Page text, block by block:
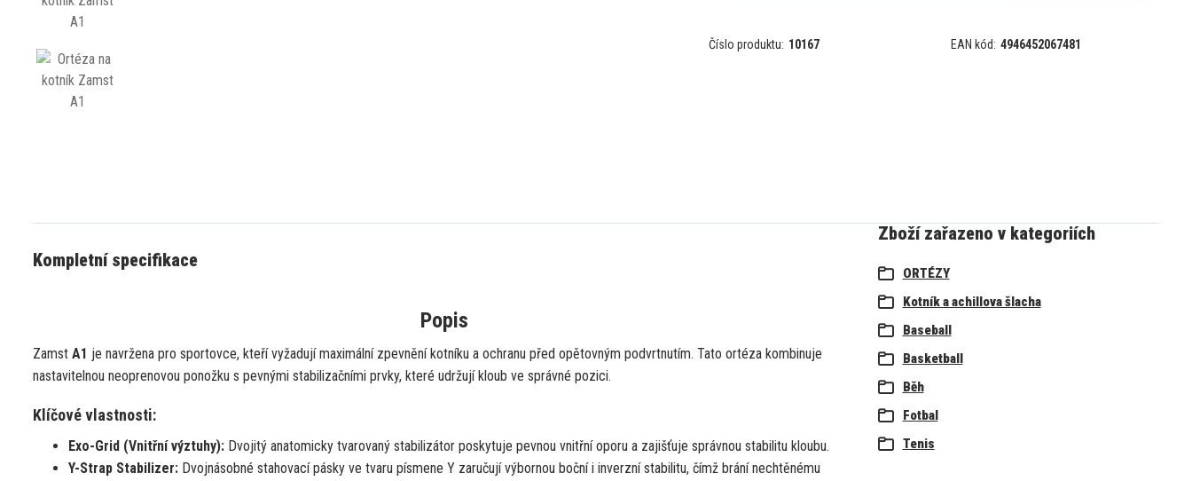
Číslo produktu: 10167 EAN kód: 4946452067481
Kompletní specifikace
Popis
Zamst A1 je navržena pro sportovce, kteří vyžadují maximální zpevnění kotníku a ochranu před opětovným podvrtnutím. Tato ortéza kombinuje
nastavitelnou neoprenovou ponožku s pevnými stabilizačními prvky, které udržují kloub ve správné pozici.
Klíčové vlastnosti:
Exo-Grid (Vnitřní výztuhy): Dvojitý anatomicky tvarovaný stabilizátor poskytuje pevnou vnitřní oporu a zajišťuje správnou stabilitu kloubu.
Y-Strap Stabilizer: Dvojnásobné stahovací pásky ve tvaru písmene Y zaručují výbornou boční i inverzní stabilitu, čímž brání nechtěnému
Zboží zařazeno v kategoriích
ORTÉZY
Kotník a achillova šlacha
Baseball
Basketball
Běh
Fotbal
Tenis